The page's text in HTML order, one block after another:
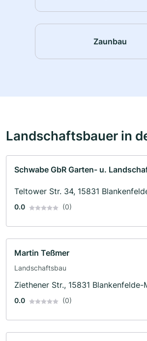
Zaunbau
Landschaftsbauer in
Schwabe GbR Garten- u.
Teltower Str. 34, 15831
0.0 (0)
Martin Teßmer
Landschaftsbau
Ziethener Str., 15831 Blankenfelde-
0.0 (0)